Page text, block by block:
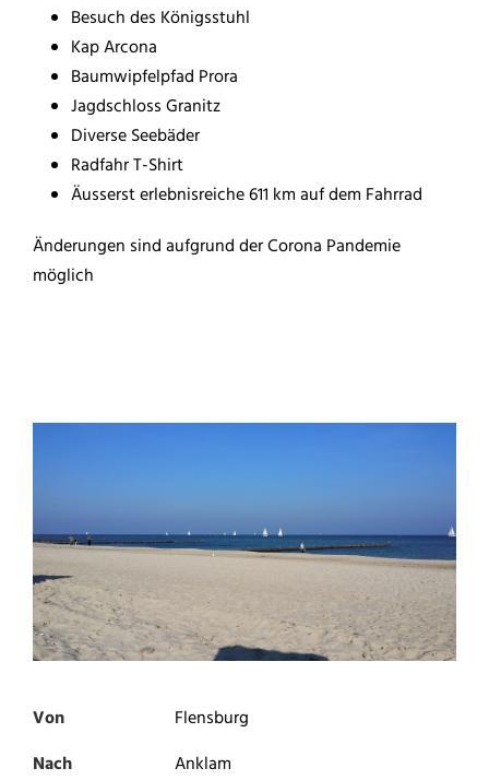
Besuch des Königsstuhl
Kap Arcona
Baumwipfelpfad Prora
Jagdschloss Granitz
Diverse Seebäder
Radfahr T-Shirt
Äusserst erlebnisreiche 611 km auf dem Fahrrad
Änderungen sind aufgrund der Corona Pandemie
möglich
Von
Flensburg
Nach
Anklam